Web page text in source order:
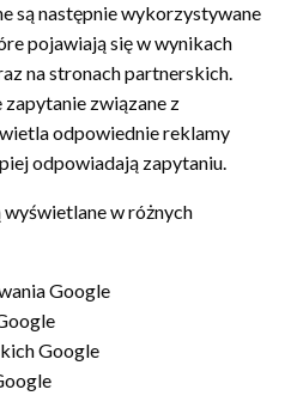
są następnie wykorzystywane
pojawiają się w wynikach
na stronach partnerskich.
związane z
odpowiednie reklamy
odpowiadają zapytaniu.
w różnych
Google
Google